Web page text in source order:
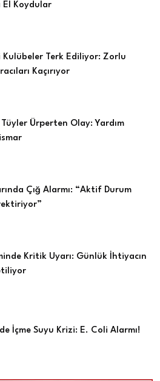
El Koydular
Kulübeler Terk Ediliyor: Zorlu
Kaçırıyor
Ürperten Olay: Yardım
Çığ Alarmı: “Aktif Durum
Kritik Uyarı: Günlük İhtiyacın
İçme Suyu Krizi: E. Coli Alarmı!